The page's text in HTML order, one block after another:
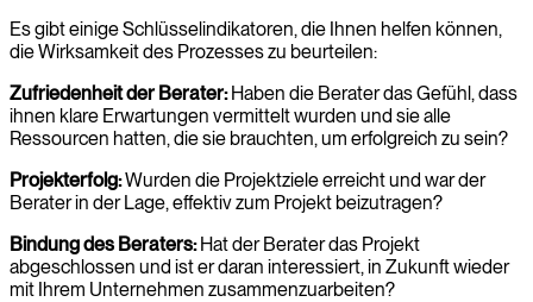
Es gibt einige Schlüsselindikatoren, die Ihnen helfen können,
die Wirksamkeit des Prozesses zu beurteilen:
Zufriedenheit der Berater:Haben die Berater das Gefühl, dass
ihnen klare Erwartungen vermittelt wurden und sie alle
Ressourcen hatten, die sie brauchten, um erfolgreich zu sein?
Projekterfolg:Wurden die Projektziele erreicht und war der
Berater in der Lage, effektiv zum Projekt beizutragen?
Bindung des Beraters:Hat der Berater das Projekt
abgeschlossen und ist er daran interessiert, in Zukunft wieder
mit Ihrem Unternehmen zusammenzuarbeiten?